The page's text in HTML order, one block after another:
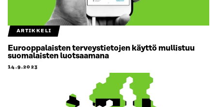
ARTIKKELI
Eurooppalaisten terveystietojen käyttö mullistuu
suomalaisten luotsaamana
14.9.2023